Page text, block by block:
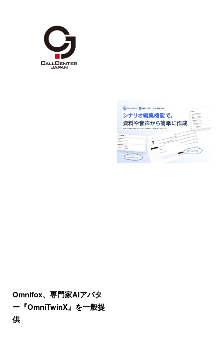
Omnifox、専門家AIアバタ
ー『OmniTwinX』を一般提
供